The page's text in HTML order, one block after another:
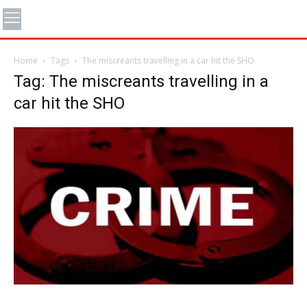
Home Tags The miscreants travelling in a car hit the SHO
Tag: The miscreants travelling in a
car hit the SHO